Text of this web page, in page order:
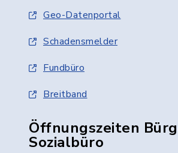
Geo-Datenportal
Schadensmelder
Fundbüro
Breitband
Öffnungszeiten
Sozialbüro